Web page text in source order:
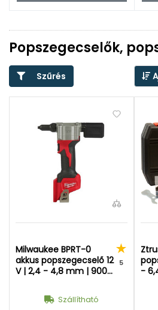
Popszegecselők,
Szűrés
Milwaukee BPRT-0
akkus popszegecselő 12
V | 2,4 - 4,8 mm | 9000
töltő nélkül |
Kartondobozban
5
Szállítható
-